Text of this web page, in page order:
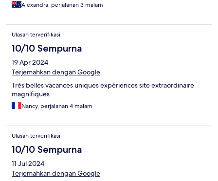
Alexandra, perjalanan 3 malam
Ulasan terverifikasi
10/10 Sempurna
19 Apr 2024
Terjemahkan dengan Google
Très belles vacances uniques expériences site extraordinaire
magnifiques
Nancy, perjalanan 4 malam
Ulasan terverifikasi
10/10 Sempurna
11 Jul 2024
Terjemahkan dengan Google